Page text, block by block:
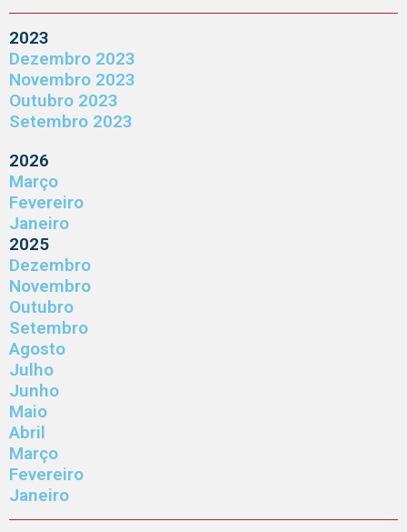
2023
Dezembro 2023
Novembro 2023
Outubro 2023
Setembro 2023
2026
Março
Fevereiro
Janeiro
2025
Dezembro
Novembro
Outubro
Setembro
Agosto
Julho
Junho
Maio
Abril
Março
Fevereiro
Janeiro